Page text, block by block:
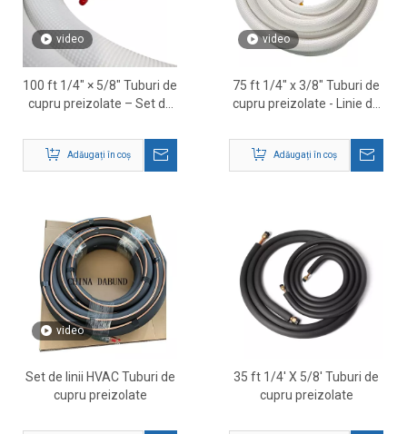
video
100 ft 1/4″ × 5/8″ Tuburi de
cupru preizolate – Set de
Adăugați în coș
video
75 ft 1/4″ x 3/8″ Tuburi de
cupru preizolate - Linie de
sisteme mini Split
Adăugați în coș
video
Set de linii HVAC Tuburi de
cupru preizolate
35 ft 1/4' X 5/8' Tuburi de
cupru preizolate